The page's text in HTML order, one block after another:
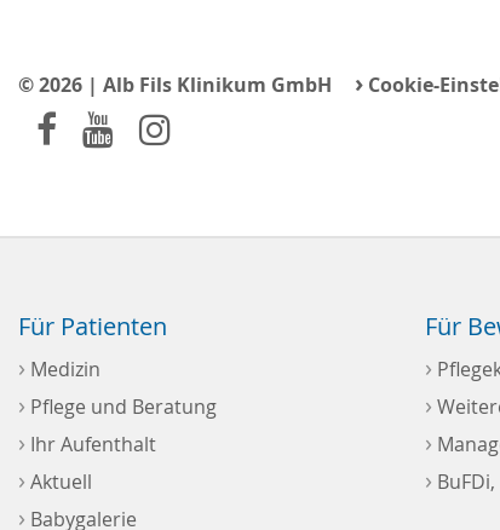
© 2026 | Alb Fils Klinikum GmbH › Cookie-
Für Patienten
› Medizin
› Pflege und Beratung
› Ihr Aufenthalt
› Aktuell
› Babygalerie
Für
›
›
›
›